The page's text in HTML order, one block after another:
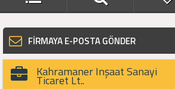
FİRMAYA E-POSTA GÖNDER
Kahramaner Inşaat Sanayi
Ticaret Lt..